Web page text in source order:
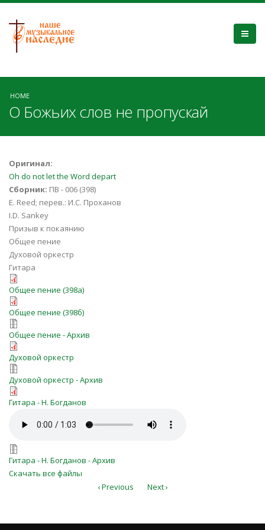
HOME
О Божьих слов не пропускай
Оригинал:
Oh do not let the Word depart
Сборник: ПВ - 006 (398)
E. Reed; перев.: И.С. Проханов
I.D. Sankey
Призыв к покаянию
Общее пение
Духовой оркестр
Гитара
o-Bozhjih-slov-ne-propuskaj-
(398a).pdf
Общее пение (398a)
o-Bozhjih-slov-ne-propuskaj-
(398b).pdf
Общее пение (398б)
o-Bozhjih-slov-ne-propuskaj-006.7z
Общее пение - Архив
О, Божьих слов.pdf
Духовой оркестр
О, Божьих слов.7z
Духовой оркестр - Архив
О, Божьих слов не пропускай
(398б).pdf
Гитара - Н. Богданов
О, Божьих слов не пропускай
(398б).mp3
Гитара - Н. Богданов - Архив
Скачать все файлы
‹ Previous
Next ›